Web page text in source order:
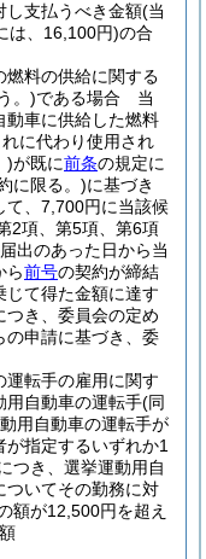
し支払うべき金額(当
は、16,100円)の合
燃料の供給に関する
。)である場合 当
動車に供給した燃料
に代わり使用され
)が既に前条の規定に
に限る。)に基づき
て、7,700円に当該候
2項、第5項、第6項
出のあった日から当
ら前号の契約が締結
じて得た金額に達す
つき、委員会の定め
の申請に基づき、委
運転手の雇用に関す
自動車の運転手(同
用自動車の運転手が
指定するいずれか1
つき、選挙運動用自
ついてその勤務に対
額が12,500円を超え